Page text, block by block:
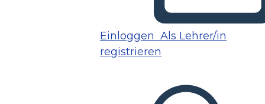
Einloggen Als Lehrer/in
registrieren